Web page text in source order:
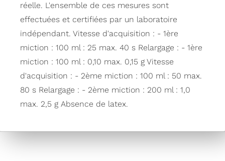
réelle. L'ensemble de ces mesures sont
effectuées et certifiées par un laboratoire
indépendant. Vitesse d'acquisition : - 1ère
miction : 100 ml : 25 max. 40 s Relargage : - 1ère
miction : 100 ml : 0,10 max. 0,15 g Vitesse
d'acquisition : - 2ème miction : 100 ml : 50 max.
80 s Relargage : - 2ème miction : 200 ml : 1,0
max. 2,5 g Absence de latex.